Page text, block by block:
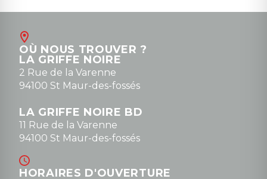
OÙ NOUS TROUVER ?
LA GRIFFE NOIRE
2 Rue de la Varenne
94100 St Maur-des-fossés
LA GRIFFE NOIRE BD
11 Rue de la Varenne
94100 St Maur-des-fossés
HORAIRES D'OUVERTURE